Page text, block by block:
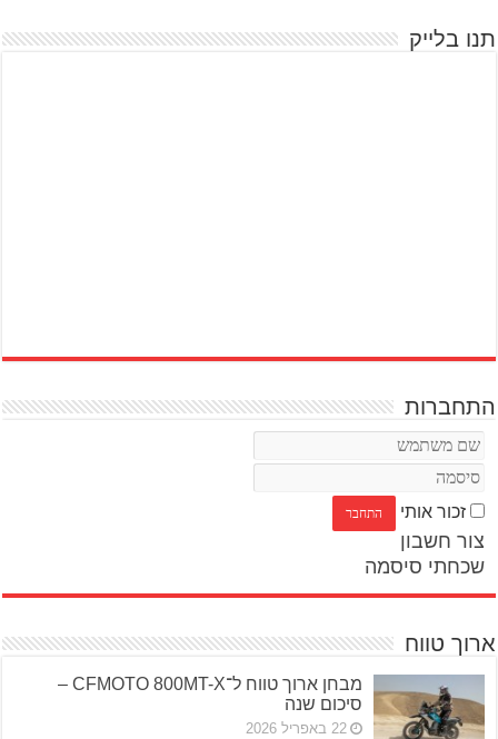
תנו בלייק
התחברות
זכור אותי
צור חשבון
שכחתי סיסמה
ארוך טווח
מבחן ארוך טווח ל־CFMOTO 800MT-X –
סיכום שנה
22 באפריל 2026